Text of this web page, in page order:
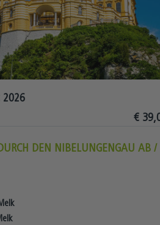
€
DEN NIBELUNGENGAU AB /